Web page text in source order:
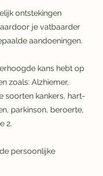
ontstekingen
je vatbaarder
aandoeningen.
kans hebt op
zoals: Alzhiemer,
soorten kankers, hart-
parkinson, beroerte,
2.
persoonlijke